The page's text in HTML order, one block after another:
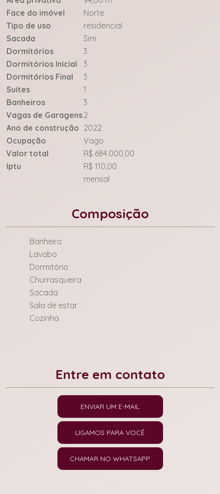
Face do imóvel
Norte
Tipo de uso
residencial
Sacada
Sim
Dormitórios
3
Dormitórios Inicial
3
Dormitórios Final
3
Suítes
1
Banheiros
3
Vagas de Garagens2
Ano de construção 2022
Ocupação
Vago
Valor total
R$ 684.000,00
Iptu
R$ 110,00
mensal
Composição
Banheiro
Lavabo
Dormitório
Churrasqueira
Sacada
Sala de estar
Cozinha
Entre em contato
ENVIAR UM E-MAIL
LIGAMOS PARA VOCÊ
CHAMAR NO WHATSAPP